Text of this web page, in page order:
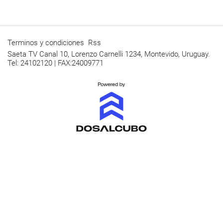
Terminos y condiciones Rss
Saeta TV Canal 10, Lorenzo Carnelli 1234, Montevido, Uruguay.
Tel: 24102120 | FAX:24009771